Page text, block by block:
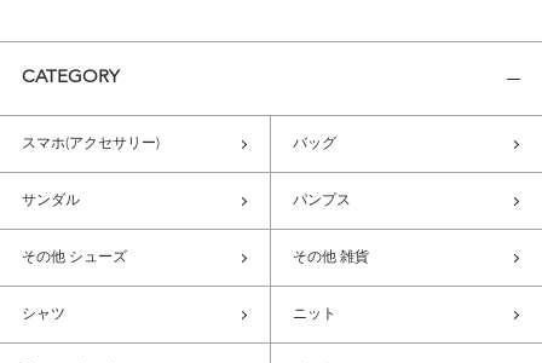
CATEGORY
スマホ(アクセサリー) バッグ
サンダル パンプス
その他 シューズ その他 雑貨
シャツ ニット